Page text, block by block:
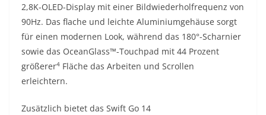
2,8K-OLED-Display mit einer Bildwiederholfrequenz von
90Hz. Das flache und leichte Aluminiumgehäuse sorgt
für einen modernen Look, während das 180°-Scharnier
sowie das OceanGlass™-Touchpad mit 44 Prozent
größerer4 Fläche das Arbeiten und Scrollen
erleichtern.
Zusätzlich bietet das Swift Go 14